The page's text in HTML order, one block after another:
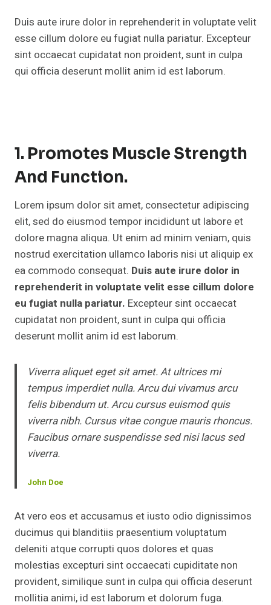
Duis aute irure dolor in reprehenderit in voluptate velit
esse cillum dolore eu fugiat nulla pariatur. Excepteur
sint occaecat cupidatat non proident, sunt in culpa
qui officia deserunt mollit anim id est laborum.
1. Promotes Muscle Strength
And Function.
Lorem ipsum dolor sit amet, consectetur adipiscing
elit, sed do eiusmod tempor incididunt ut labore et
dolore magna aliqua. Ut enim ad minim veniam, quis
nostrud exercitation ullamco laboris nisi ut aliquip ex
ea commodo consequat. Duis aute irure dolor in
reprehenderit in voluptate velit esse cillum dolore
eu fugiat nulla pariatur. Excepteur sint occaecat
cupidatat non proident, sunt in culpa qui officia
deserunt mollit anim id est laborum.
Viverra aliquet eget sit amet. At ultrices mi
tempus imperdiet nulla. Arcu dui vivamus arcu
felis bibendum ut. Arcu cursus euismod quis
viverra nibh. Cursus vitae congue mauris rhoncus.
Faucibus ornare suspendisse sed nisi lacus sed
viverra.
John Doe
At vero eos et accusamus et iusto odio dignissimos
ducimus qui blanditiis praesentium voluptatum
deleniti atque corrupti quos dolores et quas
molestias excepturi sint occaecati cupiditate non
provident, similique sunt in culpa qui officia deserunt
mollitia animi, id est laborum et dolorum fuga.